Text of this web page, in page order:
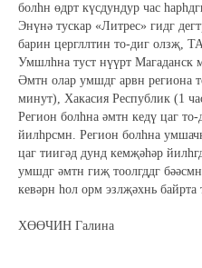
болһн өдрт күсдундур час
Энүнә тускар «Литрес» гидг
барин цергллтин то-диг олзҗ,
Умшлһна туст нүүрт Магаданск
Әмтн олар умшдг арвн региона
минут), Хакасия Республик (1
Регион болһна әмтн кедү цаг
йилһрсмн. Регион болһна
цаг тиигәд дунд кемҗәһәр
умшдг әмтн гиҗ тоолгддг
кевәрн һол орм эзлҗәхнь байрта
ХӨӨЧИН Галина